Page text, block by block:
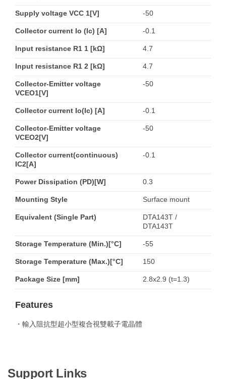
Supply voltage VCC 1[V] -50
Collector current Io (Ic) [A] -0.1
Input resistance R1 1 [kΩ] 4.7
Input resistance R1 2 [kΩ] 4.7
Collector-Emitter voltage
VCEO1[V]
-50
Collector current Io(Ic) [A] -0.1
Collector-Emitter voltage
VCEO2[V]
-50
Collector current(continuous)
IC2[A]
-0.1
Power Dissipation (PD)[W] 0.3
Mounting Style Surface mount
Equivalent (Single Part)
DTA143T /
DTA143T
Storage Temperature (Min.)[°C] -55
Storage Temperature (Max.)[°C] 150
Package Size [mm] 2.8x2.9 (t=1.3)
Features
・輸入阻抗型超小型複合視雙載子電晶體
Support Links